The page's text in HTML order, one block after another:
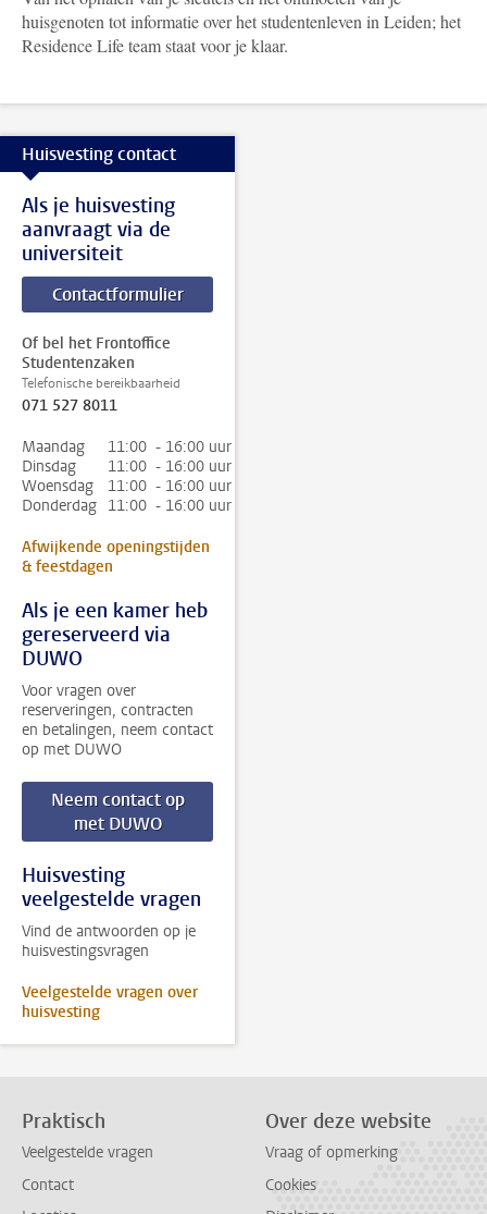
huisgenoten tot informatie over het studentenleven in Leiden; het
Residence Life team staat voor je klaar.
Huisvesting contact
Als je huisvesting
aanvraagt via de
universiteit
Contactformulier
Of bel het Frontoffice
Studentenzaken
Telefonische bereikbaarheid
071 527 8011
Maandag
11:00 - 16:00 uur
Dinsdag
11:00 - 16:00 uur
Woensdag
11:00 - 16:00 uur
Donderdag 11:00 - 16:00 uur
Afwijkende openingstijden
& feestdagen
Als je een kamer heb
gereserveerd via
DUWO
Voor vragen over
reserveringen, contracten
en betalingen, neem contact
op met DUWO
Neem contact op
met DUWO
Huisvesting
veelgestelde vragen
Vind de antwoorden op je
huisvestingsvragen
Veelgestelde vragen over
huisvesting
Praktisch
Veelgestelde vragen
Contact
Over deze website
Vraag of opmerking
Cookies